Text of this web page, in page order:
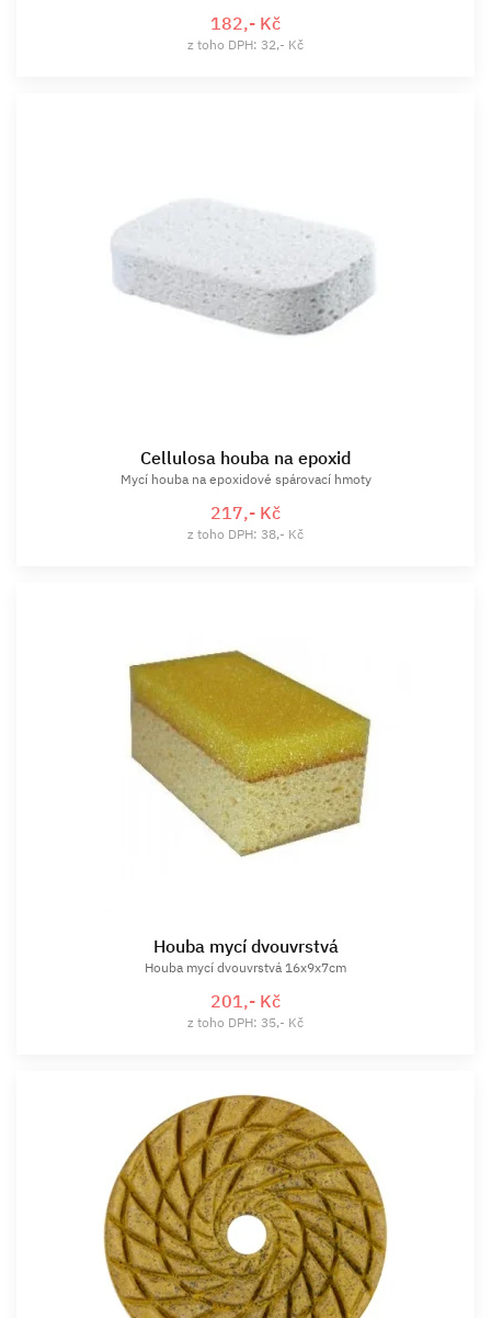
182,- Kč
z toho DPH: 32,- Kč
Cellulosa houba na epoxid
Mycí houba na epoxidové spárovací hmoty
217,- Kč
z toho DPH: 38,- Kč
Houba mycí dvouvrstvá
Houba mycí dvouvrstvá 16x9x7cm
201,- Kč
z toho DPH: 35,- Kč